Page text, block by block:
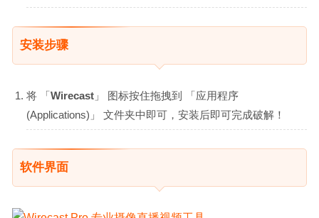
安装步骤
将 「Wirecast 」 图标按住拖拽到 「应用程序
(Applications)」 文件夹中即可，安装后即可完成破解！
软件界面